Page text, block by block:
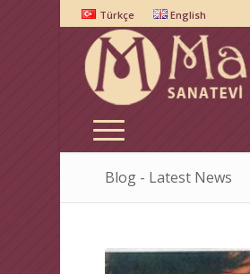
Türkçe English
Blog - Latest News